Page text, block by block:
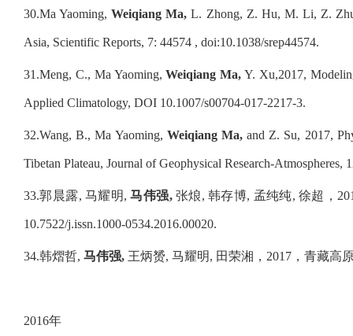
30.Ma Yaoming,Weiqiang Ma, L. Zhong, Z. Hu, M. Li, Z.
Asia, Scientific Reports, 7: 44574 , doi:10.1038/srep44574.
31.Meng, C., Ma Yaoming,Weiqiang Ma, Y. Xu,2017,
Applied Climatology, DOI 10.1007/s00704-017-2217-3.
32.Wang, B., Ma Yaoming, Weiqiang Ma,and Z. Su, 2017,
Tibetan Plateau, Journal of Geophysical Research-Atmospheres,
33.郭晨露, 马耀明,马伟强, 张烺, 韩存博, 孟纯纯, 徐超，
10.7522/j.issn.1000-0534.2016.00020.
34.韩熠哲, 马伟强, 王炳赟, 马耀明, 田荣湘， 2017 ，青藏高
2016年